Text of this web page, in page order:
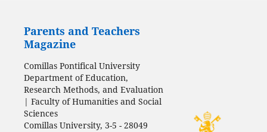
Parents and Teachers
Magazine
Comillas Pontifical University
Department of Education,
Research Methods, and Evaluation
| Faculty of Humanities and Social
Sciences
Comillas University, 3-5 - 28049